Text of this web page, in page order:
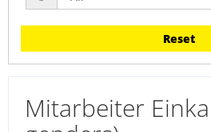
Reset
Mitarbeiter